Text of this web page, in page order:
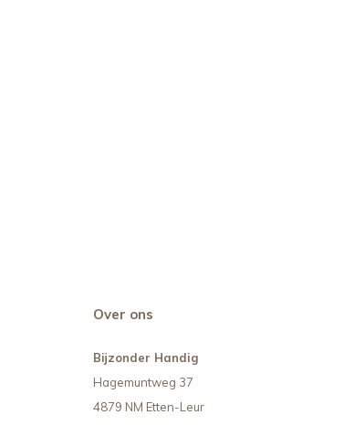
Over ons
Bijzonder Handig
Hagemuntweg 37
4879 NM Etten-Leur